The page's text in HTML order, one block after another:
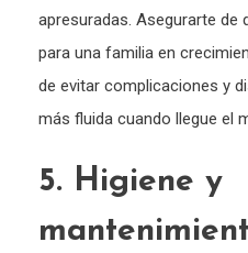
apresuradas. Asegurarte de
para una familia en
de evitar complicaciones y
más fluida cuando llegue el
5. Higiene y